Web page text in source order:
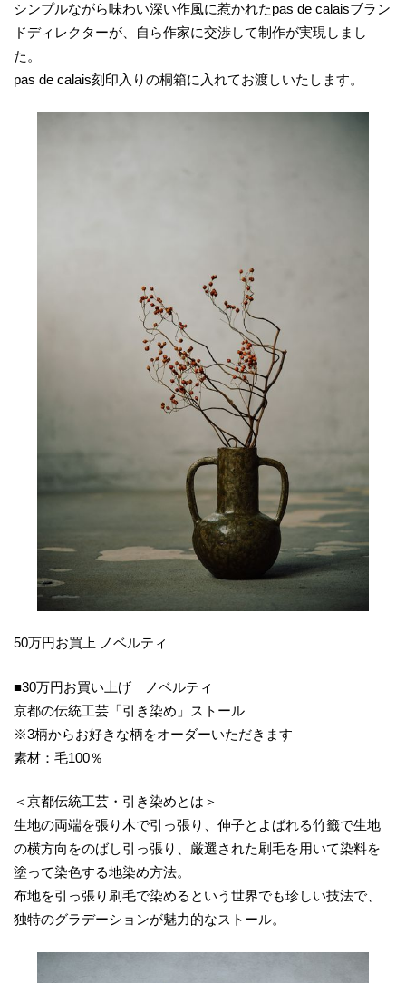
シンプルながら味わい深い作風に惹かれたpas de calaisブラン
ドディレクターが、自ら作家に交渉して制作が実現しまし
た。
pas de calais刻印入りの桐箱に入れてお渡しいたします。
50万円お買上 ノベルティ
■30万円お買い上げ ノベルティ
京都の伝統工芸「引き染め」ストール
※3柄からお好きな柄をオーダーいただきます
素材：毛100％
＜京都伝統工芸・引き染めとは＞
生地の両端を張り木で引っ張り、伸子とよばれる竹籤で生地
の横方向をのばし引っ張り、厳選された刷毛を用いて染料を
塗って染色する地染め方法。
布地を引っ張り刷毛で染めるという世界でも珍しい技法で、
独特のグラデーションが魅力的なストール。